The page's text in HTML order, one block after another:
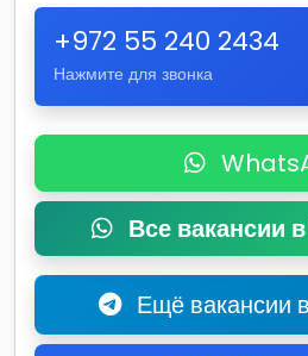
+972 55 240 2434
Нажмите для звонка
Все вакансии
Ещё вакансии